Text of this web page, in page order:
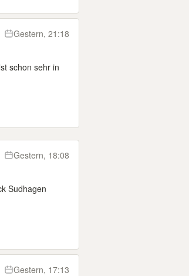
Gestern, 21:18
schon sehr in
Gestern, 18:08
Sudhagen
Gestern, 17:13